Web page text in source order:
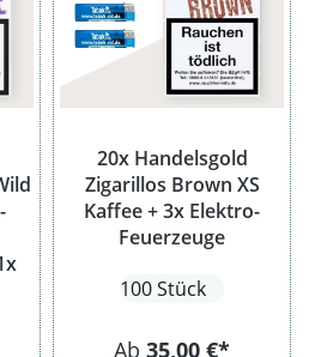
20x Handelsgold
Zigarillos Brown XS
Kaffee + 3x Elektro-
Feuerzeuge
100 Stück
Ab 35,00 €*